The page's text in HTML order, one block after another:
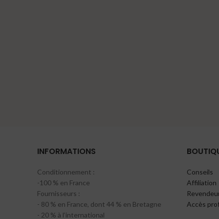
INFORMATIONS
Conditionnement :
-100 % en France
Fournisseurs :
- 80 % en France, dont 44 % en Bretagne
- 20 % à l’international
Conseils
Affiliation
Accès